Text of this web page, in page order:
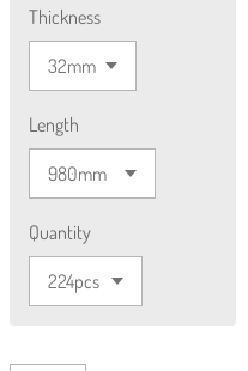
Thickness
Length
Quantity